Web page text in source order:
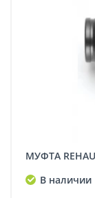
МУФТА
В наличии